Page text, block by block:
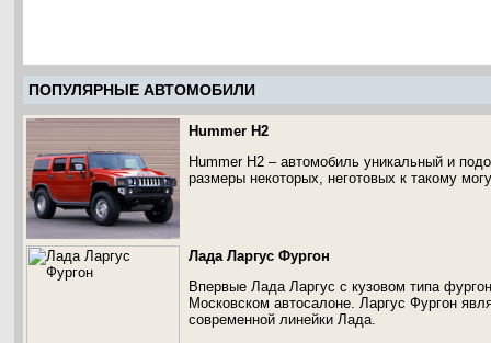
ПОПУЛЯРНЫЕ АВТОМОБИЛИ
Hummer H2
Hummer H2 – автомобиль уникальный и
размеры некоторых, неготовых к такому
Лада Ларгус Фургон
Впервые Лада Ларгус с кузовом типа
Московском автосалоне. Ларгус Фургон
современной линейки Лада.